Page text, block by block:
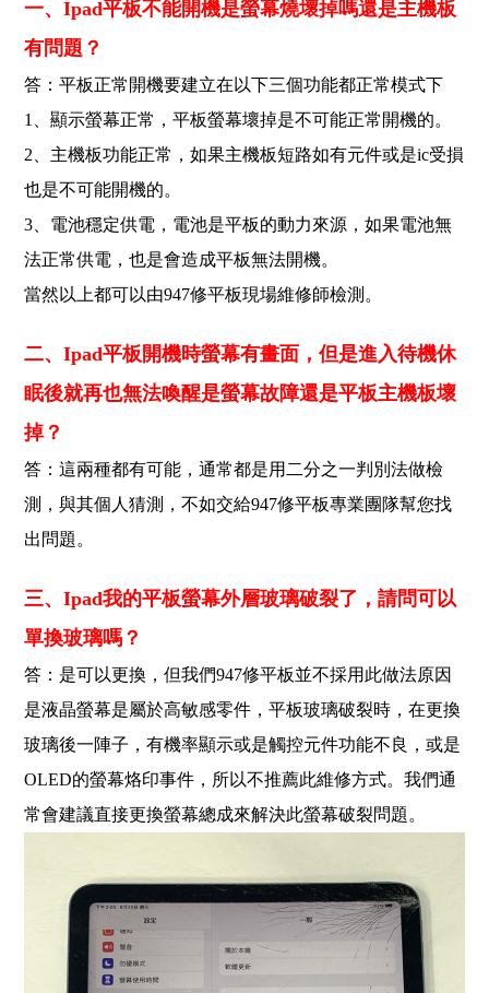
一、Ipad平板不能開機是螢幕燒壞掉嗎還是主機板
有問題？
答：平板正常開機要建立在以下三個功能都正常模式下
1、顯示螢幕正常，平板螢幕壞掉是不可能正常開機的。
2、主機板功能正常，如果主機板短路如有元件或是ic受損
也是不可能開機的。
3、電池穩定供電，電池是平板的動力來源，如果電池無
法正常供電，也是會造成平板無法開機。
當然以上都可以由947修平板現場維修師檢測。
二、Ipad平板開機時螢幕有畫面，但是進入待機休
眠後就再也無法喚醒是螢幕故障還是平板主機板壞
掉？
答：這兩種都有可能，通常都是用二分之一判別法做檢
測，與其個人猜測，不如交給947修平板專業團隊幫您找
出問題。
三、Ipad我的平板螢幕外層玻璃破裂了，請問可以
單換玻璃嗎？
答：是可以更換，但我們947修平板並不採用此做法原因
是液晶螢幕是屬於高敏感零件，平板玻璃破裂時，在更換
玻璃後一陣子，有機率顯示或是觸控元件功能不良，或是
OLED的螢幕烙印事件，所以不推薦此維修方式。我們通
常會建議直接更換螢幕總成來解決此螢幕破裂問題。